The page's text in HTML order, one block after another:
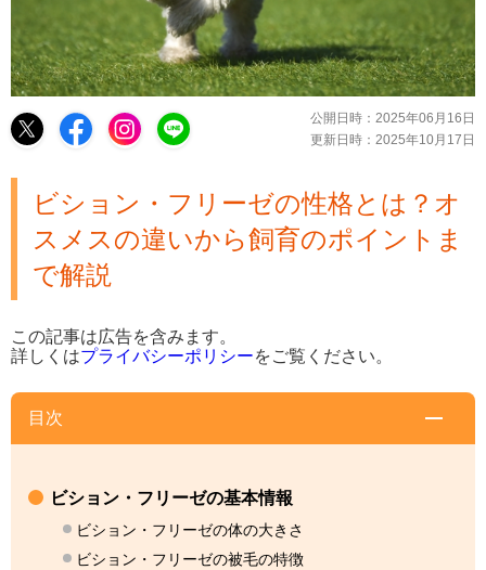
公開日時： 2025年06月16日
更新日時： 2025年10月17日
ビション・フリーゼの性格とは？オ
スメスの違いから飼育のポイントま
で解説
この記事は広告を含みます。
詳しくはプライバシーポリシーをご覧ください。
目次
ビション・フリーゼの基本情報
ビション・フリーゼの体の大きさ
ビション・フリーゼの被毛の特徴